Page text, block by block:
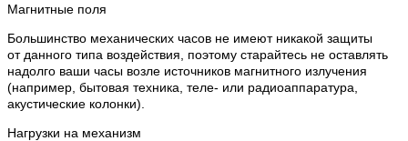
Магнитные поля
Большинство механических часов не имеют никакой защиты
от данного типа воздействия, поэтому старайтесь не оставлять
надолго ваши часы возле источников магнитного излучения
(например, бытовая техника, теле- или радиоаппаратура,
акустические колонки).
Нагрузки на механизм